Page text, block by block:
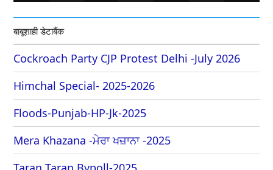
बाबूशाही डेटाबैंक
Cockroach Party CJP Protest Delhi -July 2026
Himchal Special- 2025-2026
Floods-Punjab-HP-Jk-2025
Mera Khazana -ਮੇਰਾ ਖਜ਼ਾਨਾ -2025